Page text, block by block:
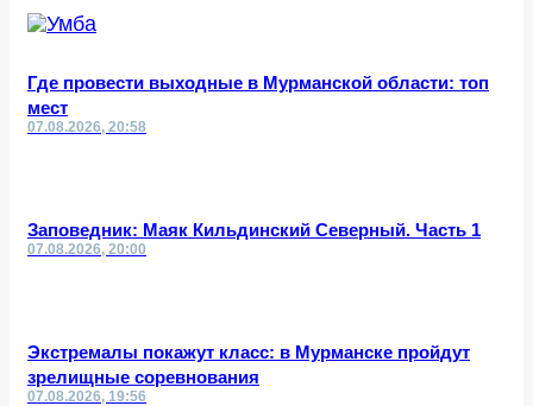
Где провести выходные в Мурманской области: топ
мест
07.08.2026, 20:58
Заповедник: Маяк Кильдинский Северный. Часть 1
07.08.2026, 20:00
Экстремалы покажут класс: в Мурманске пройдут
зрелищные соревнования
07.08.2026, 19:56